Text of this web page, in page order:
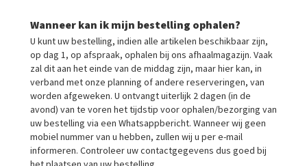
Wanneer kan ik mijn bestelling ophalen?
U kunt uw bestelling, indien alle artikelen beschikbaar zijn,
op dag 1, op afspraak, ophalen bij ons afhaalmagazijn. Vaak
zal dit aan het einde van de middag zijn, maar hier kan, in
verband met onze planning of andere reserveringen, van
worden afgeweken. U ontvangt uiterlijk 2 dagen (in de
avond) van te voren het tijdstip voor ophalen/bezorging van
uw bestelling via een Whatsappbericht. Wanneer wij geen
mobiel nummer van u hebben, zullen wij u per e-mail
informeren. Controleer uw contactgegevens dus goed bij